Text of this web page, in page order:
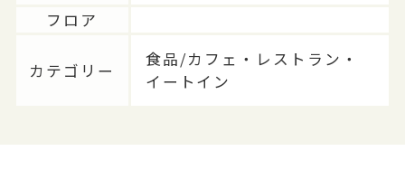
フロア
カテゴリー
食品/カフェ・レストラン・
イートイン